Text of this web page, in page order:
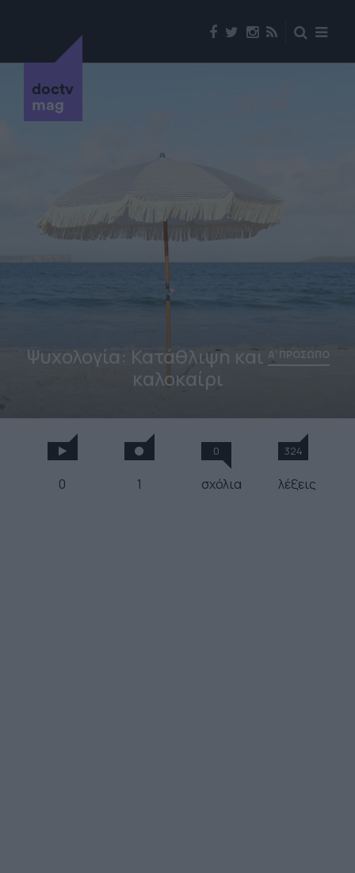
doctv
mag
Ψυχολογία: Κατάθλιψη και Α' ΠΡΟΣΩΠΟ
καλοκαίρι
0 1
0
σχόλια
324
λέξεις